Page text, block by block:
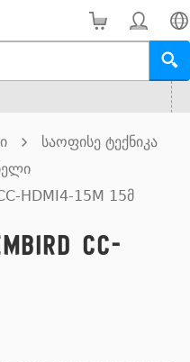
საოფისე ტექნიკა
HDMI4-15M 15მ
CC-